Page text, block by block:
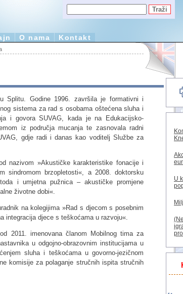
O nama Kontakt
Splitu. Godine 1996. završila je formativni i
sistema za rad s osobama oštećena sluha i
i govora SUVAG, kada je na Edukacijsko-
iz područja mucanja te zasnovala radni
gdje radi i danas kao voditelj Službe za
nazivom »Akustičke karakteristike fonacije i
sindromom brzopletosti«, a 2008. doktorsku
i umjetna pužnica – akustičke promjene
životne dobi«.
na kolegijima »Rad s djecom s posebnim
integracija djece s teškoćama u razvoju«.
2011. imenovana članom Mobilnog tima za
u odgojno-obrazovnim institucijama u
sluha i teškoćama u govorno-jezičnom
komisije za polaganje stručnih ispita stručnih
U